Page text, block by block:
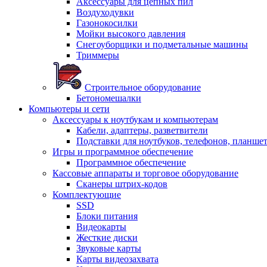
Воздуходувки
Газонокосилки
Мойки высокого давления
Снегоуборщики и подметальные машины
Триммеры
Строительное оборудование
Бетономешалки
Компьютеры и сети
Аксессуары к ноутбукам и компьютерам
Кабели, адаптеры, разветвители
Подставки для ноутбуков, телефонов,
Игры и программное обеспечение
Программное обеспечение
Кассовые аппараты и торговое оборудование
Сканеры штрих-кодов
Комплектующие
SSD
Блоки питания
Видеокарты
Жесткие диски
Звуковые карты
Карты видеозахвата